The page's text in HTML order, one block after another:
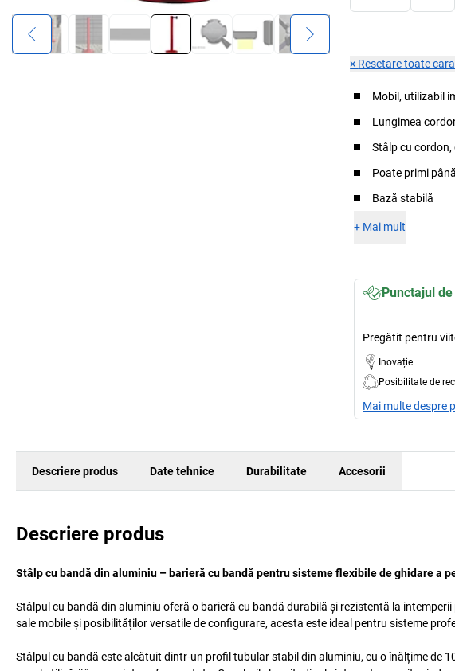
× Resetare toate
Mobil, utilizabil
Lungimea
Stâlp cu
Poate primi
Bază stabilă
+ Mai mult
Punctajul
Pregătit pentru
Inovație
Posibilitate de
Mai multe despre
Descriere produs Date tehnice Durabilitate Accesorii
Descriere produs
Stâlp cu bandă din aluminiu – barieră cu bandă pentru sisteme flexibile de ghidare a
Stâlpul cu bandă din aluminiu oferă o barieră cu bandă durabilă și rezistentă la
sale mobile și posibilităților versatile de configurare, acesta este ideal pentru sisteme
Stâlpul cu bandă este alcătuit dintr-un profil tubular stabil din aluminiu, cu o înălțime de